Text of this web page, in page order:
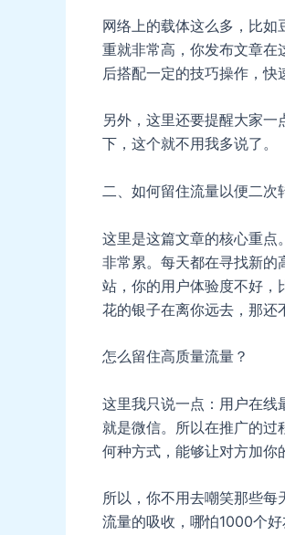
网络上的载体这么多，比
重就非常高，你发布文章在
后搭配一定的技巧操作，快
另外，这里还要提醒大家
下，这个就不用我多说了。
二、如何留住流量以便二次
这里是这篇文章的核心重点
非常累。每天都在寻找新的
站，你的用户体验度不好，
花的银子在离你远去，那还
怎么留住高质量流量？
这里我只说一点：用户在线
就是微信。所以在推广的
何种方式，能够让对方加你
所以，你不用去嘲笑那些
流量的吸收，哪怕1000个